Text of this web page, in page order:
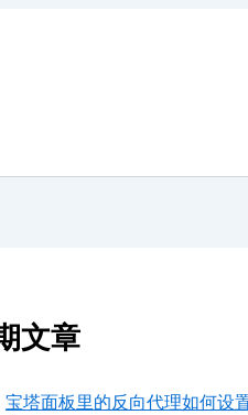
文章
宝塔面板里的反向代理如何设